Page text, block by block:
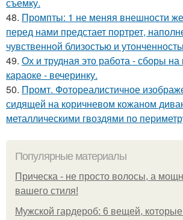
съемку.
48. Промпты: 1 не меняя внешности
перед нами предстает портрет,
чувственной близостью и
49. Ох и трудная это работа - сборы
караоке - вечеринку.
50. Промт. Фотореалистичное
сидящей на коричневом кожаном
металлическими гвоздями по
Популярные материалы
Прическа - не просто волосы, а
вашего стиля!
Мужской гардероб: 6 вещей,